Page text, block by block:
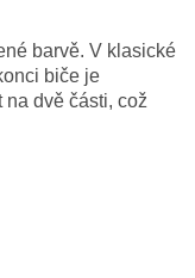
barvě. V klasické
biče je
dvě části, což